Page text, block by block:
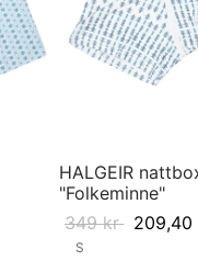
HALGEIR
"Folkeminne"
349kr 209,40
S